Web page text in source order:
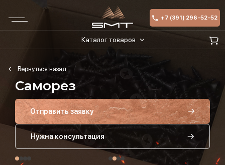
+7 (391) 296-52-52
Каталог товаров
Саморез
Отправить заявку
Нужна консультация